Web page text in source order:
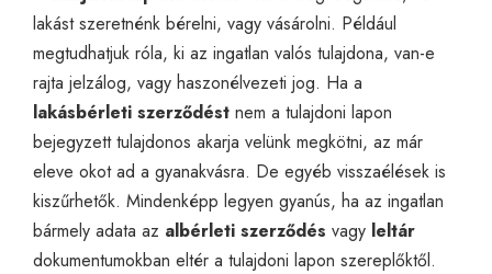
lakást szeretnénk bérelni, vagy vásárolni. Például
megtudhatjuk róla, ki az ingatlan valós tulajdona, van-e
rajta jelzálog, vagy haszonélvezeti jog. Ha a
lakásbérleti szerződést nem a tulajdoni lapon
bejegyzett tulajdonos akarja velünk megkötni, az már
eleve okot ad a gyanakvásra. De egyéb visszaélések is
kiszűrhetők. Mindenképp legyen gyanús, ha az ingatlan
bármely adata az albérleti szerződés vagy leltár
dokumentumokban eltér a tulajdoni lapon szereplőktől.